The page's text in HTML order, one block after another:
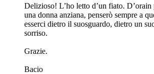
Delizioso! L’ho letto d’un fiato.
una donna anziana, penserò sempre a
esserci dietro il suosguardo, dietro un
sorriso.
Grazie.
Bacio